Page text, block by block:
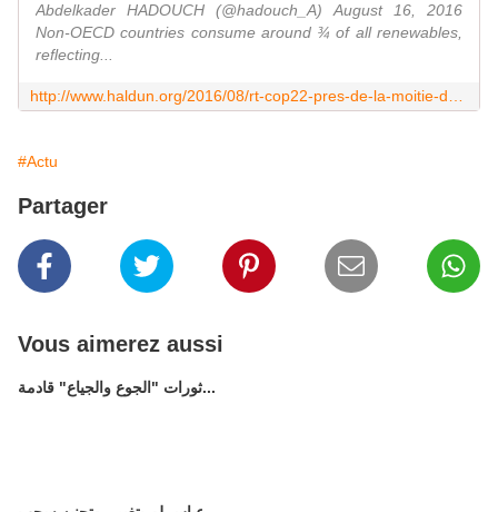
Abdelkader HADOUCH (@hadouch_A) August 16, 2016
Non-OECD countries consume around ¾ of all renewables,
reflecting...
#Actu
Partager
Vous aimerez aussi
ثورات "الجوع والجياع" قادمة...